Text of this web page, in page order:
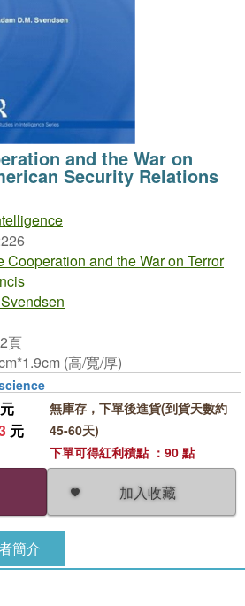
and the War on
Security Relations
Cooperation and the War on Terror
頁
(高/寬/厚)
元
加入收藏
無庫存，下單後進貨(到貨天數約
45-60天)
下單可得紅利積點 ：90 點
簡介